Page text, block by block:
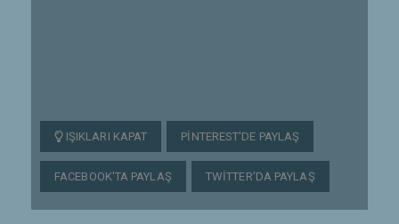
IŞIKLARI KAPAT PINTEREST'DE PAYLAŞ
FACEBOOK'TA PAYLAŞ TWITTER'DA PAYLAŞ